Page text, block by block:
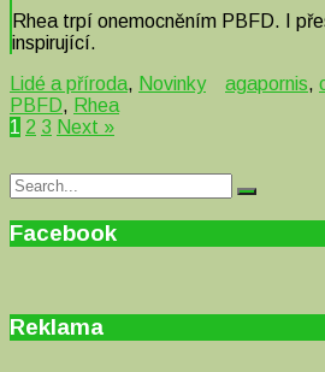
Rhea trpí onemocněním PBFD. I
inspirující.
Lidé a příroda, Novinky agapornis,
PBFD, Rhea
1 2 3 Next »
Search
for:
Search
Facebook
Reklama